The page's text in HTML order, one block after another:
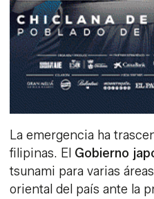
La emergencia ha
filipinas. El Gobierno
tsunami para varias
oriental del país ante la